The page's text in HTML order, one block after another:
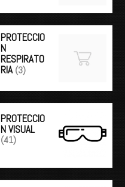
PROTECCIO
N
RESPIRATO
RIA (3)
PROTECCIO
N VISUAL
(41)